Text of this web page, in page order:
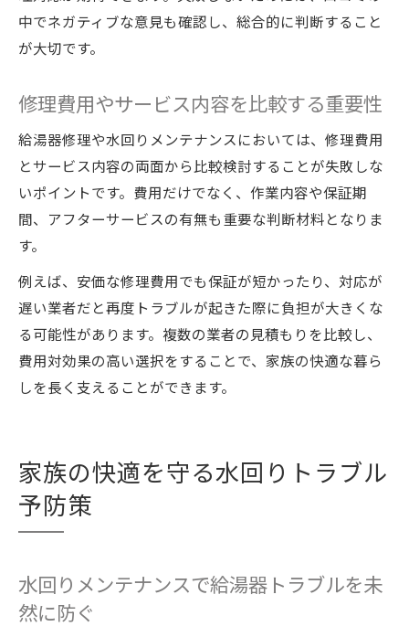
中でネガティブな意見も確認し、総合的に判断すること
が大切です。
修理費用やサービス内容を比較する重要性
給湯器修理や水回りメンテナンスにおいては、修理費用
とサービス内容の両面から比較検討することが失敗しな
いポイントです。費用だけでなく、作業内容や保証期
間、アフターサービスの有無も重要な判断材料となりま
す。
例えば、安価な修理費用でも保証が短かったり、対応が
遅い業者だと再度トラブルが起きた際に負担が大きくな
る可能性があります。複数の業者の見積もりを比較し、
費用対効果の高い選択をすることで、家族の快適な暮ら
しを長く支えることができます。
家族の快適を守る水回りトラブル
予防策
水回りメンテナンスで給湯器トラブルを未
然に防ぐ